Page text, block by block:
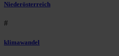
Niederösterreich
#
klimawandel